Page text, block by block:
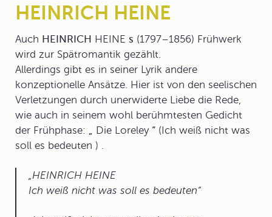
HEINRICH HEINE
Auch HEINRICH HEINE s (1797–1856) Frühwerk
wird zur Spätromantik gezählt.
Allerdings gibt es in seiner Lyrik andere
konzeptionelle Ansätze. Hier ist von den seelischen
Verletzungen durch unerwiderte Liebe die Rede,
wie auch in seinem wohl berühmtesten Gedicht
der Frühphase: „ Die Loreley “ (Ich weiß nicht was
soll es bedeuten ) .
HEINRICH HEINE
Ich weiß nicht was soll es bedeuten